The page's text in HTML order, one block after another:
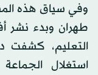
وفي سياق هذه
طهران وبدء نشر
التعليم، كشفت
استغلال